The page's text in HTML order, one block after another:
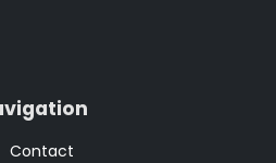
Contact